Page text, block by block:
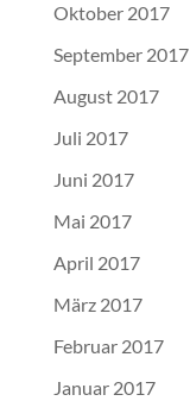
Oktober 2017
September 2017
August 2017
Juli 2017
Juni 2017
Mai 2017
April 2017
März 2017
Februar 2017
Januar 2017